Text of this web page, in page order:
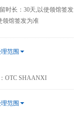
时长：30天,以使领馆签
领馆签发为准
范围
OTC SHAANXI
范围